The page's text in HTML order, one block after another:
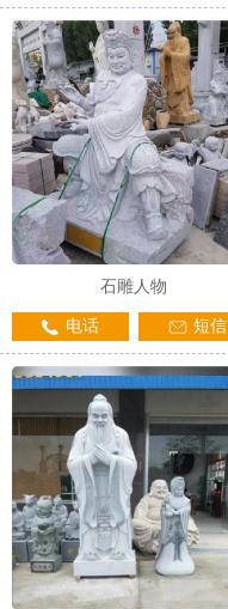
石雕人物
电话 短信